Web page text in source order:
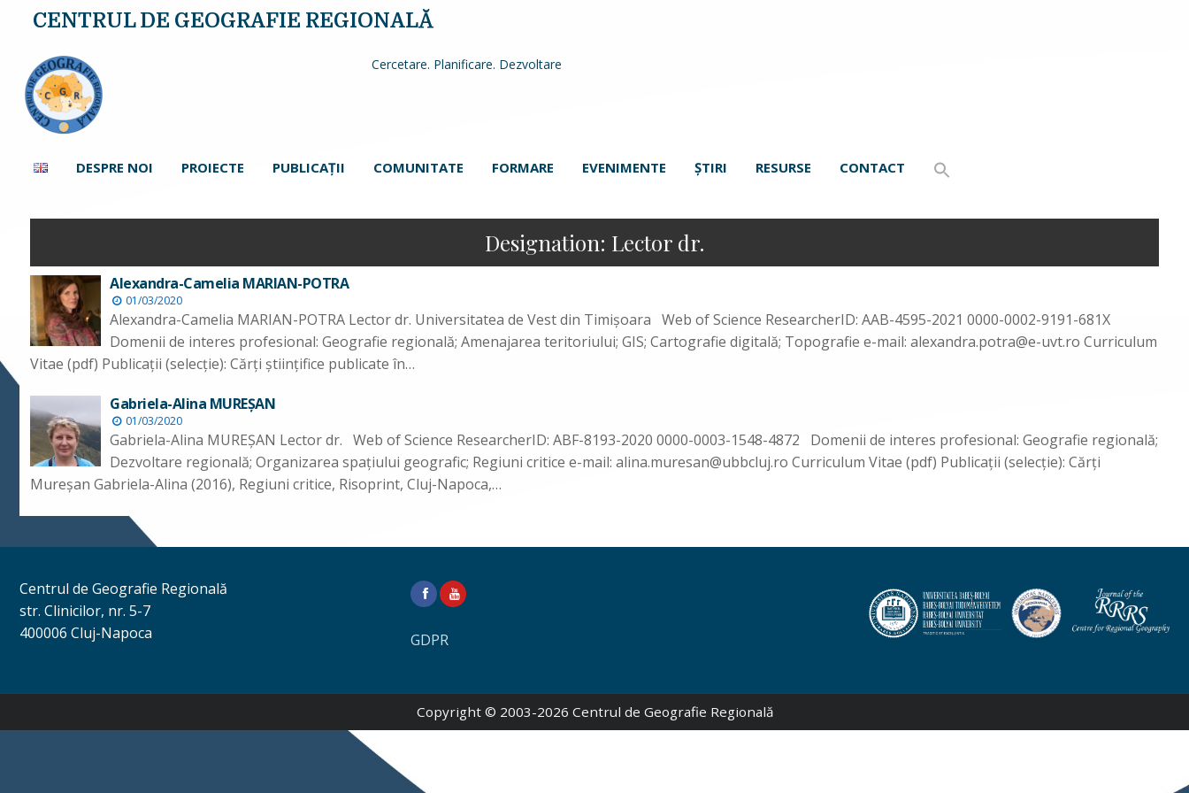
CENTRUL DE GEOGRAFIE REGIONALĂ
Cercetare. Planificare. Dezvoltare
DESPRE NOI PROIECTE PUBLICAŢII COMUNITATE FORMARE EVENIMENTE ŞTIRI RESURSE CONTACT
Designation: Lector dr.
Alexandra-Camelia MARIAN-POTRA
01/03/2020
Alexandra-Camelia MARIAN-POTRA Lector dr. Universitatea de Vest din Timişoara Web of Science ResearcherID: AAB-4595-2021 0000-0002-9191-681X
Domenii de interes profesional: Geografie regională; Amenajarea teritoriului; GIS; Cartografie digitală; Topografie e-mail: alexandra.potra@e-uvt.ro Curriculum
Vitae (pdf) Publicaţii (selecţie): Cărţi ştiinţifice publicate în…
Gabriela-Alina MUREŞAN
01/03/2020
Gabriela-Alina MUREŞAN Lector dr. Web of Science ResearcherID: ABF-8193-2020 0000-0003-1548-4872 Domenii de interes profesional: Geografie regională;
Dezvoltare regională; Organizarea spațiului geografic; Regiuni critice e-mail: alina.muresan@ubbcluj.ro Curriculum Vitae (pdf) Publicaţii (selecţie): Cărţi
Mureşan Gabriela-Alina (2016), Regiuni critice, Risoprint, Cluj-Napoca,…
Centrul de Geografie Regională
str. Clinicilor, nr. 5-7
400006 Cluj-Napoca
GDPR
Copyright © 2003-2026 Centrul de Geografie Regională